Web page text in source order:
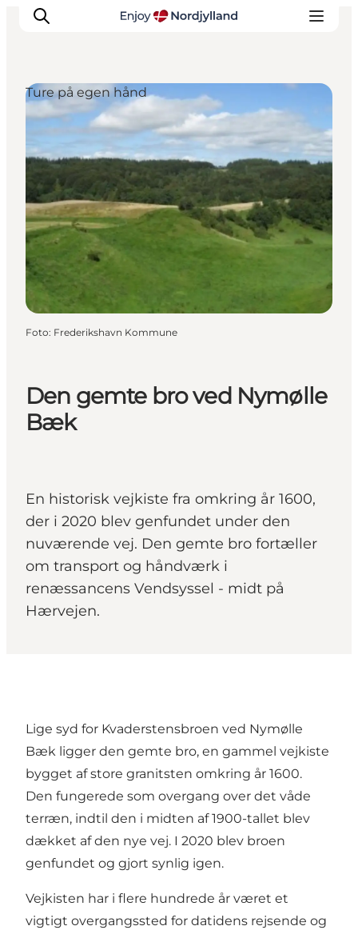
Oplevelser og aktiviteter
Planlæg din tur
Byer og steder
Guides
Det sker
For børn
Den gemte bro ved Nymølle
Bæk
En historisk vejkiste fra omkring år 1600,
der i 2020 blev genfundet under den
nuværende vej. Den gemte bro fortæller
om transport og håndværk i
renæssancens Vendsyssel - midt på
Hærvejen.
Ture på egen hånd
Foto: Frederikshavn Kommune
Lige syd for Kvaderstensbroen ved Nymølle
Bæk ligger den gemte bro, en gammel vejkiste
bygget af store granitsten omkring år 1600.
Den fungerede som overgang over det våde
terræn, indtil den i midten af 1900-tallet blev
dækket af den nye vej. I 2020 blev broen
genfundet og gjort synlig igen.
Vejkisten har i flere hundrede år været et
vigtigt overgangssted for datidens rejsende og